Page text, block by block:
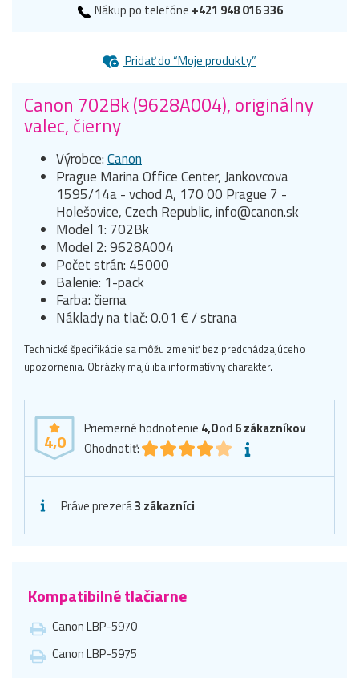
Nákup po telefóne +421 948 016 336
Pridať do “Moje produkty”
Canon 702Bk (9628A004), originálny
valec, čierny
Výrobce:Canon
Prague Marina Office Center, Jankovcova
1595/14a - vchod A, 170 00 Prague 7 -
Holešovice, Czech Republic, info@canon.sk
Model 1: 702Bk
Model 2: 9628A004
Počet strán: 45000
Balenie: 1-pack
Farba: čierna
Náklady na tlač: 0.01 € / strana
Technické špecifikácie sa môžu zmeniť bez predchádzajúceho
upozornenia. Obrázky majú iba informatívny charakter.
4,0
Priemerné hodnotenie 4,0od 6zákazníkov
Ohodnotiť:
Práve prezerá3 zákazníci
Kompatibilné tlačiarne
Canon LBP-5970
Canon LBP-5975